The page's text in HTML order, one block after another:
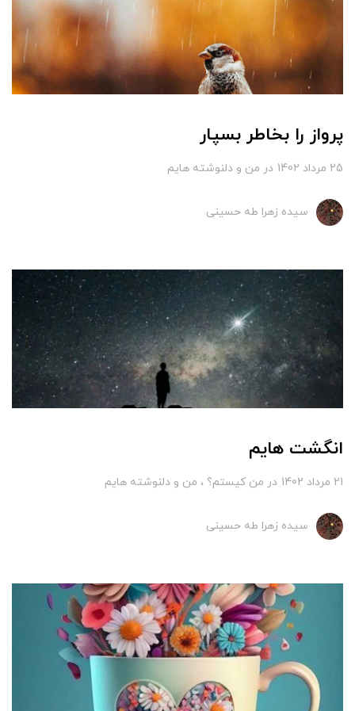
پرواز را بخاطر بسپار
25 مرداد 1402 در من و دلنوشته هایم
سیده زهرا طه حسینی
انگشت هایم
21 مرداد 1402 در من کیستم؟ من و دلنوشته هایم
سیده زهرا طه حسینی